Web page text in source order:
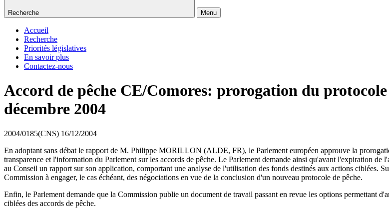
Recherche Menu
Accueil
Recherche
Priorités législatives
En savoir plus
Contactez-nous
Accord de pêche CE/Comores: prorogation du
décembre 2004
2004/0185(CNS) 16/12/2004
En adoptant sans débat le rapport de M. Philippe MORILLON (ALDE, FR), le Parlement européen approuve la
transparence et l'information du Parlement sur les accords de pêche. Le Parlement demande ainsi qu'avant l'expiration
au Conseil un rapport sur son application, comportant une analyse de l'utilisation des fonds destinés aux actions ciblées.
Commission à engager, le cas échéant, des négociations en vue de la conclusion d'un nouveau protocole de pêche.
Enfin, le Parlement demande que la Commission publie un document de travail passant en revue les options permettant
ciblées des accords de pêche.